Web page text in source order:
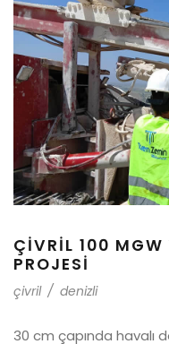
ÇIVRIL 100 MGW
PROJESI
çivril / denizli
30 cm çapında havalı